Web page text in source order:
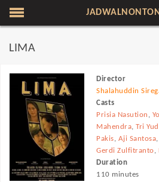
LIMA
Director
Shalahuddin
Casts
Prisia Nasution ,
Mahendra,Tri
Pakis, Aji Santosa,
Gerdi Zulfitranto,
Duration
110 minutes